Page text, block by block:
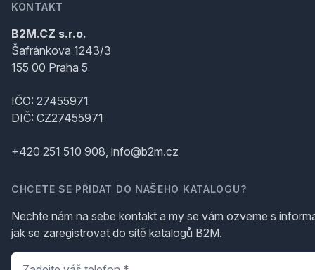
KONTAKT
B2M.CZ s.r.o.
Šafránkova 1243/3
155 00 Praha 5
IČO: 27455971
DIČ: CZ27455971
+420 251 510 908, info@b2m.cz
CHCETE SE PŘIDAT DO NAŠEHO KATALOGU?
Nechte nám na sebe kontakt a my se vám ozveme s
jak se zaregistrovat do sítě katalogů B2M.
Telefon